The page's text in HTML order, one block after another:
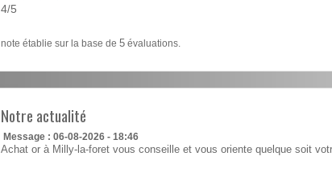
4/5
note établie sur la base de 5 évaluations.
Notre actualité
Message : 06-08-2026 - 18:46
Achat or à Milly-la-foret vous conseille et vous oriente quelque soit